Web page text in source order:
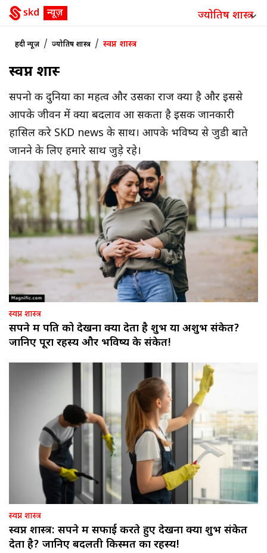
ज्योतिष शास्त्र
हिंदी न्यूज़ / ज्योतिष शास्त्र / स्वप्न शास्त्र
स्वप्न शास्त्र
सपनो की दुनिया का महत्व और उसका राज क्या है और इससे
आपके जीवन में क्या बदलाव आ सकता है इसकी जानकारी
हासिल करे SKD news के साथ। आपके भविष्य से जुडी बाते
जानने के लिए हमारे साथ जुड़े रहे।
स्वप्न शास्त्र
सपने में पति को देखना क्या देता है शुभ या अशुभ संकेत?
जानिए पूरा रहस्य और भविष्य के संकेत!
स्वप्न शास्त्र
स्वप्न शास्त्र: सपने में सफाई करते हुए देखना क्या शुभ संकेत
देता है? जानिए बदलती किस्मत का रहस्य!